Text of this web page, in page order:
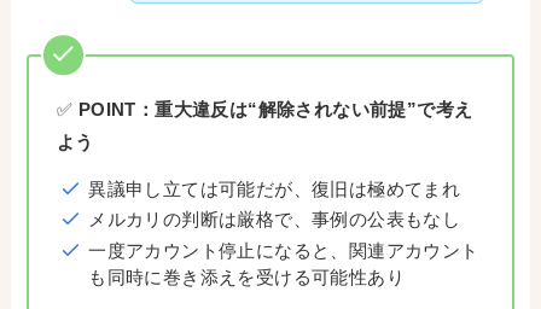
✅ POINT：重大違反は“解除されない前提”で考え
よう
異議申し立ては可能だが、復旧は極めてまれ
メルカリの判断は厳格で、事例の公表もなし
一度アカウント停止になると、関連アカウント
も同時に巻き添えを受ける可能性あり